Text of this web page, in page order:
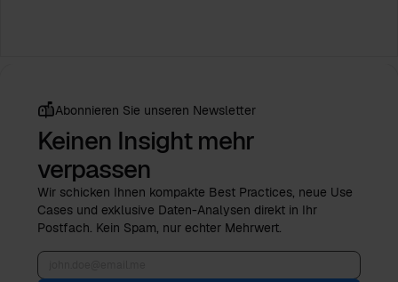
Abonnieren Sie unseren Newsletter
Keinen Insight mehr
verpassen
Wir schicken Ihnen kompakte Best Practices, neue Use
Cases und exklusive Daten-Analysen direkt in Ihr
Postfach. Kein Spam, nur echter Mehrwert.